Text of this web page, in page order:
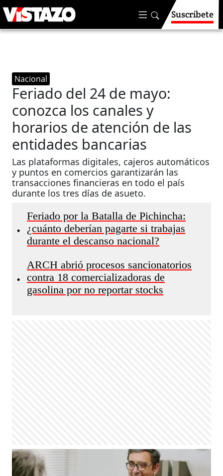
Suscríbete
Nacional
Feriado del 24 de mayo:
conozca los canales y
horarios de atención de las
entidades bancarias
Las plataformas digitales, cajeros automáticos
y puntos en comercios garantizarán las
transacciones financieras en todo el país
durante los tres días de asueto.
•
Feriado por la Batalla de Pichincha:
¿cuánto deberían pagarte si trabajas
durante el descanso nacional?
•
ARCH abrió procesos sancionatorios
contra 18 comercializadoras de
gasolina por no reportar stocks